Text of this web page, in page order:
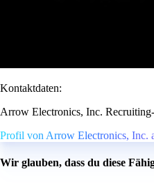
Kontaktdaten:
Arrow Electronics, Inc.
Profil von Arrow Electronics, Inc.
Wir glauben, dass du diese